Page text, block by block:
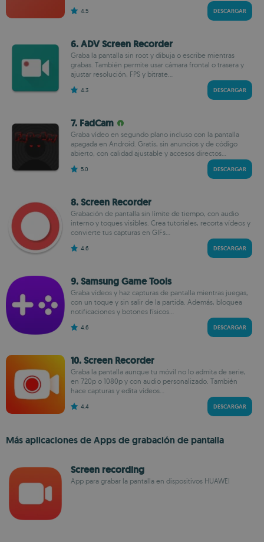
4.5 DESCARGAR
6. ADV Screen Recorder
Graba la pantalla sin root y dibuja o escribe mientras
grabas. También permite usar cámara frontal o trasera y
ajustar resolución, FPS y bitrate...
4.3 DESCARGAR
7. FadCam
Graba vídeo en segundo plano incluso con la pantalla
apagada en Android. Gratis, sin anuncios y de código
abierto, con calidad ajustable y accesos directos...
5.0 DESCARGAR
8. Screen Recorder
Grabación de pantalla sin límite de tiempo, con audio
interno y toques visibles. Crea tutoriales, recorta vídeos y
convierte tus capturas en GIFs...
4.6 DESCARGAR
9. Samsung Game Tools
Graba vídeos y haz capturas de pantalla mientras juegas,
con un toque y sin salir de la partida. Además, bloquea
notificaciones y botones físicos...
4.6 DESCARGAR
10. Screen Recorder
Graba la pantalla aunque tu móvil no lo admita de serie,
en 720p o 1080p y con audio personalizado. También
hace capturas y edita vídeos...
4.4 DESCARGAR
Más aplicaciones de Apps de grabación de pantalla
Screen recording
App para grabar la pantalla en dispositivos HUAWEI